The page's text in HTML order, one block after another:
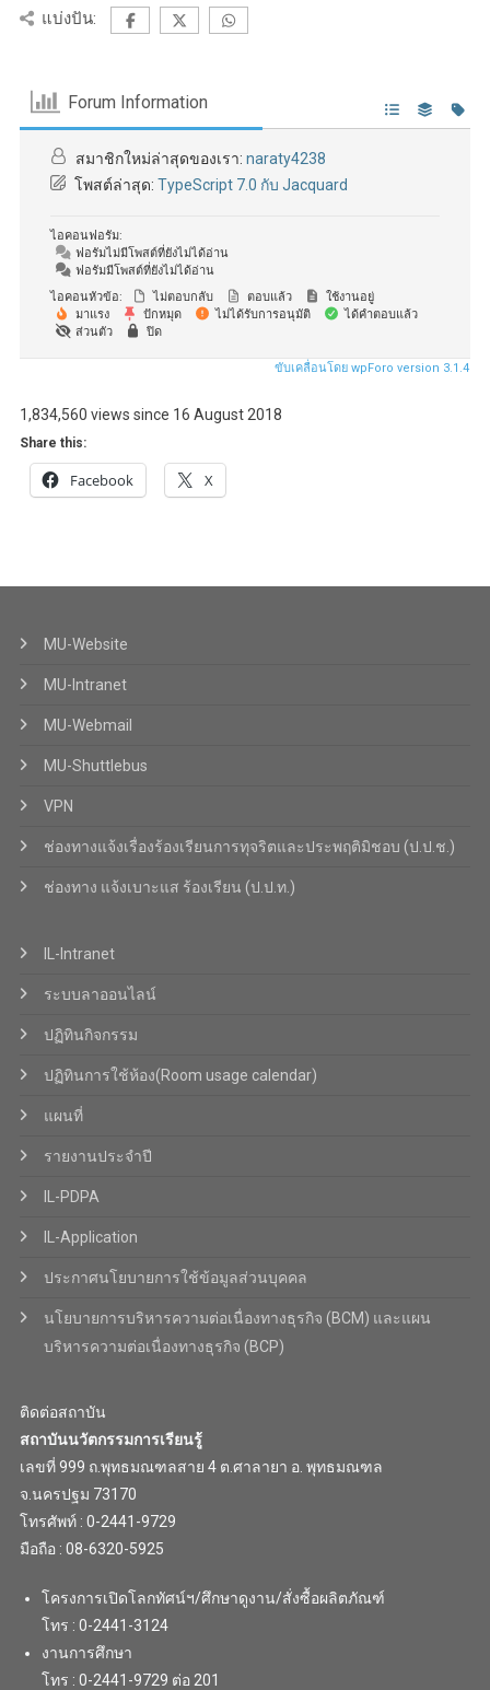
แบ่งปัน:
Forum Information
สมาชิกใหม่ล่าสุดของเรา: naraty4238
โพสต์ล่าสุด: TypeScript 7.0 กับ Jacquard
ไอคอนฟอรัม:
ฟอรัมไม่มีโพสต์ที่ยังไม่ได้อ่าน
ฟอรัมมีโพสต์ที่ยังไม่ได้อ่าน
ไอคอนหัวข้อ:
ไม่ตอบกลับ ตอบแล้ว
ใช้งานอยู่
มาแรง
ปักหมุด ไม่ได้รับการอนุมัติ
ได้คำตอบแล้ว
ส่วนตัว
ปิด
ขับเคลื่อนโดย wpForo version 3.1.4
1,834,560 views since 16 August 2018
Share this:
Facebook X
MU-Website
MU-Intranet
MU-Webmail
MU-Shuttlebus
VPN
ช่องทางแจ้งเรื่องร้องเรียนการทุจริตและประพฤติมิชอบ (ป.ป.ช.)
ช่องทาง แจ้งเบาะแส ร้องเรียน (ป.ป.ท.)
IL-Intranet
ระบบลาออนไลน์
ปฏิทินกิจกรรม
ปฏิทินการใช้ห้อง(Room usage calendar)
แผนที่
รายงานประจำปี
IL-PDPA
IL-Application
ประกาศนโยบายการใช้ข้อมูลส่วนบุคคล
นโยบายการบริหารความต่อเนื่องทางธุรกิจ (BCM) และแผน
บริหารความต่อเนื่องทางธุรกิจ (BCP)
ติดต่อสถาบัน
สถาบันนวัตกรรมการเรียนรู้
เลขที่ 999 ถ.พุทธมณฑลสาย 4 ต.ศาลายา อ. พุทธมณฑล
จ.นครปฐม 73170
โทรศัพท์ : 0-2441-9729
มือถือ : 08-6320-5925
โครงการเปิดโลกทัศน์ฯ/ศึกษาดูงาน/สั่งซื้อผลิตภัณฑ์
โทร : 0-2441-3124
งานการศึกษา
โทร : 0-2441-9729 ต่อ 201